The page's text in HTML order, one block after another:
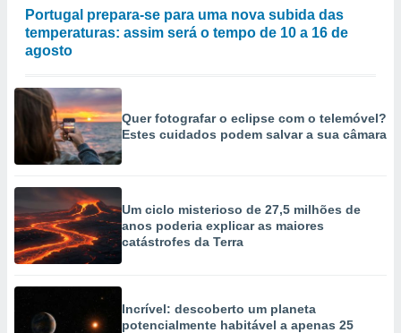
Portugal prepara-se para uma nova subida das
temperaturas: assim será o tempo de 10 a 16 de
agosto
Quer fotografar o eclipse com o telemóvel?
Estes cuidados podem salvar a sua câmara
Um ciclo misterioso de 27,5 milhões de
anos poderia explicar as maiores
catástrofes da Terra
Incrível: descoberto um planeta
potencialmente habitável a apenas 25